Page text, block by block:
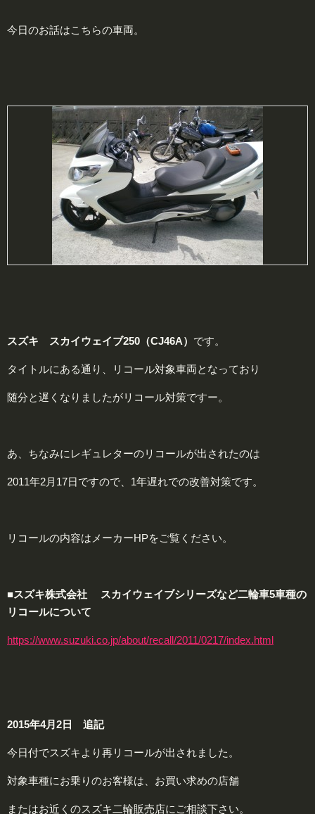
今日のお話はこちらの車両。
スズキ スカイウェイブ250（CJ46A） です。
タイトルにある通り、リコール対象車両となっており
随分と遅くなりましたがリコール対策ですー。
あ、ちなみにレギュレターのリコールが出されたのは
2011年2月17日ですので、1年遅れでの改善対策です。
リコールの内容はメーカーHPをご覧ください。
■スズキ株式会社 スカイウェイブシリーズなど二輪車5車種の
リコールについて
https://www.suzuki.co.jp/about/recall/2011/0217/index.html
2015年4月2日 追記
今日付でスズキより再リコールが出されました。
対象車種にお乗りのお客様は、お買い求めの店舗
またはお近くのスズキ二輪販売店にご相談下さい。